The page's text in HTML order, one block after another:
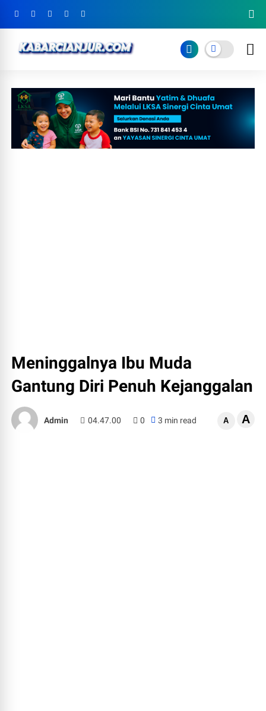
Meninggalnya Ibu Muda
Gantung Diri Penuh Kejanggalan
Admin 04.47.00 0 3 min read A A